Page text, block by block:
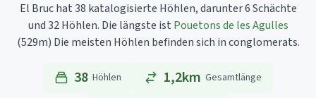
El Bruc hat 38 katalogisierte Höhlen, darunter 6 Schächte
und 32 Höhlen. Die längste ist Pouetons de les Agulles
(529m) Die meisten Höhlen befinden sich in conglomerats.
38 Höhlen 1,2km Gesamtlänge